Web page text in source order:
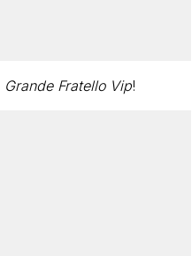
Grande Fratello Vip!